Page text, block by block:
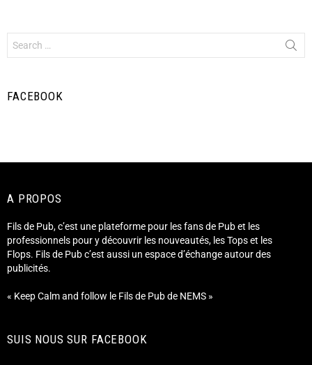
FACEBOOK
A PROPOS
Fils de Pub, c’est une plateforme pour les fans de Pub et les
professionnels pour y découvrir les nouveautés, les Tops et les
Flops. Fils de Pub c’est aussi un espace d’échange autour des
publicités.
« Keep Calm and follow le Fils de Pub de NEMS »
SUIS NOUS SUR FACEBOOK